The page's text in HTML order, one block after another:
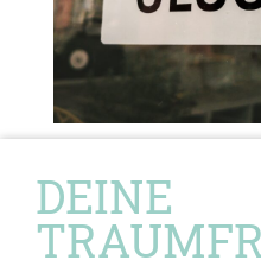
Montag:
Dienstag:
DEINE